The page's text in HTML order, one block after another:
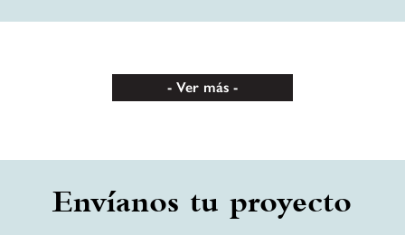
Ver más
Envíanos tu proyecto